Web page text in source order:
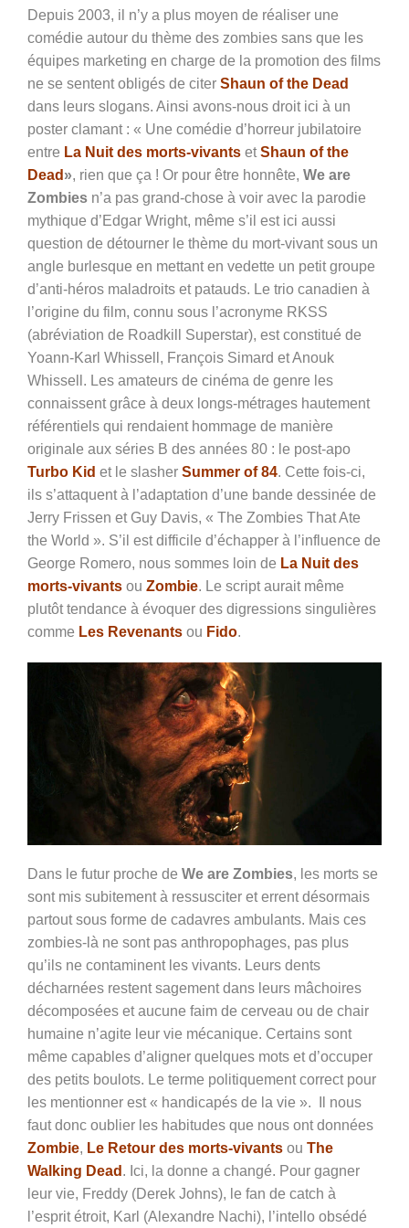
Depuis 2003, il n’y a plus moyen de réaliser une
comédie autour du thème des zombies sans que les
équipes marketing en charge de la promotion des films
ne se sentent obligés de citer Shaun of the Dead
dans leurs slogans. Ainsi avons-nous droit ici à un
poster clamant : « Une comédie d’horreur jubilatoire
entre La Nuit des morts-vivants etShaun of the
Dead », rien que ça ! Or pour être honnête, We are
Zombies n’a pas grand-chose à voir avec la parodie
mythique d’Edgar Wright, même s’il est ici aussi
question de détourner le thème du mort-vivant sous un
angle burlesque en mettant en vedette un petit groupe
d’anti-héros maladroits et patauds. Le trio canadien à
l’origine du film, connu sous l’acronyme RKSS
(abréviation de Roadkill Superstar), est constitué de
Yoann-Karl Whissell, François Simard et Anouk
Whissell. Les amateurs de cinéma de genre les
connaissent grâce à deux longs-métrages hautement
référentiels qui rendaient hommage de manière
originale aux séries B des années 80 : le post-apo
Turbo Kid et le slasher Summer of 84. Cette fois-ci,
ils s’attaquent à l’adaptation d’une bande dessinée de
Jerry Frissen et Guy Davis, « The Zombies That Ate
the World ». S’il est difficile d’échapper à l’influence de
George Romero, nous sommes loin de La Nuit des
morts-vivants ou Zombie. Le script aurait même
plutôt tendance à évoquer des digressions singulières
comme Les Revenants ou Fido.
Dans le futur proche de We are Zombies, les morts se
sont mis subitement à ressusciter et errent désormais
partout sous forme de cadavres ambulants. Mais ces
zombies-là ne sont pas anthropophages, pas plus
qu’ils ne contaminent les vivants. Leurs dents
décharnées restent sagement dans leurs mâchoires
décomposées et aucune faim de cerveau ou de chair
humaine n’agite leur vie mécanique. Certains sont
même capables d’aligner quelques mots et d’occuper
des petits boulots. Le terme politiquement correct pour
les mentionner est « handicapés de la vie ». Il nous
faut donc oublier les habitudes que nous ont données
Zombie, Le Retour des morts-vivants ou The
Walking Dead . Ici, la donne a changé. Pour gagner
leur vie, Freddy (Derek Johns), le fan de catch à
l’esprit étroit, Karl (Alexandre Nachi), l’intello obsédé